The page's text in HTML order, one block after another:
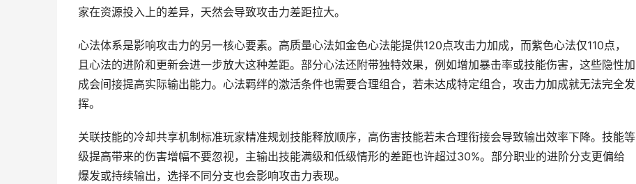
家在资源投入上的差异，天然会导致攻击力差距拉大。
心法体系是影响攻击力的另一核心要素。高质量心法如金色心法能提供120点攻击力加成，而紫色心法仅110点，
且心法的进阶和更新会进一步放大这种差距。部分心法还附带独特效果，例如增加暴击率或技能伤害，这些隐性加
成会间接提高实际输出能力。心法羁绊的激活条件也需要合理组合，若未达成特定组合，攻击力加成就无法完全发
挥。
关联技能的冷却共享机制标准玩家精准规划技能释放顺序，高伤害技能若未合理衔接会导致输出效率下降。技能等
级提高带来的伤害增幅不要忽视，主输出技能满级和低级情形的差距也许超过30%。部分职业的进阶分支更偏给
爆发或持续输出，选择不同分支也会影响攻击力表现。